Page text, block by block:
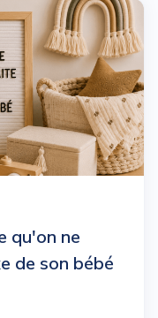
qu'on ne
de son bébé